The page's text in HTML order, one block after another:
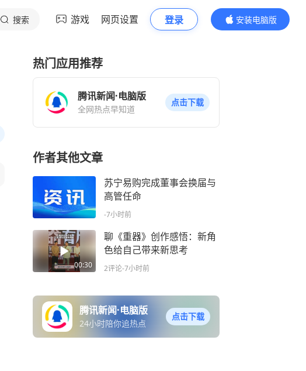
搜索 游戏 网页设置 登录
安装电脑版
内容更精彩
热门应用推荐
腾讯新闻·电脑版
全网热点早知道
点击下载
作者其他文章
苏宁易购完成董事会换届与
高管任命
-7小时前
00:30
聊《重器》创作感悟：新角
色给自己带来新思考
2评论-7小时前
腾讯新闻·电脑版
24小时陪你追热点
点击下载